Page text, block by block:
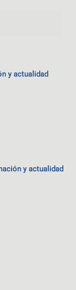
y actualidad
y actualidad